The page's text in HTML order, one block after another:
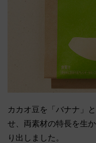
カカオ豆を「バナナ」
せ、両素材の特長を生
り出しました。